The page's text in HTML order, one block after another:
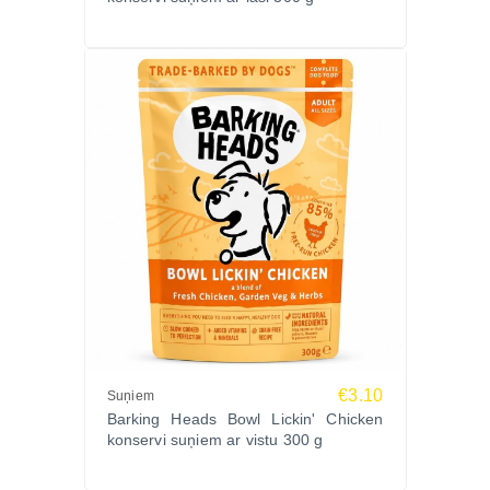
Suņiem €3.10
Barking Heads Bowl Lickin' Chicken
konservi suņiem ar vistu 300 g